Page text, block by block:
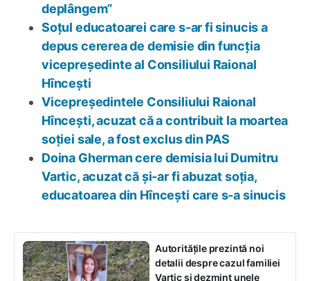
deplângem”
Soțul educatoarei care s-ar fi sinucis a
depus cererea de demisie din funcția
vicepreședinte al Consiliului Raional
Hîncești
Vicepreședintele Consiliului Raional
Hîncești, acuzat că a contribuit la moartea
soției sale, a fost exclus din PAS
Doina Gherman cere demisia lui Dumitru
Vartic, acuzat că și-ar fi abuzat soția,
educatoarea din Hîncești care s-a sinucis
Autoritățile prezintă noi
detalii despre cazul familiei
Vartic și dezmint unele